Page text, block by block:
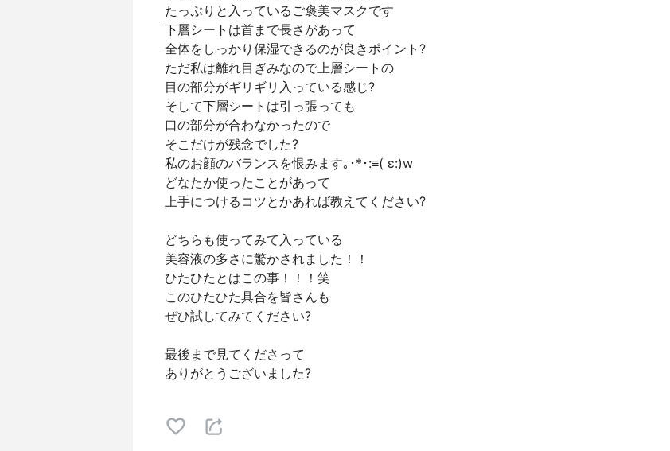
たっぷりと入っているご褒美マスクです
下層シートは首まで長さがあって
全体をしっかり保湿できるのが良きポイント?
ただ私は離れ目ぎみなので上層シートの
目の部分がギリギリ入っている感じ?
そして下層シートは引っ張っても
口の部分が合わなかったので
そこだけが残念でした?
私のお顔のバランスを恨みます｡･*･:≡( ε:)w
どなたか使ったことがあって
上手につけるコツとかあれば教えてください?
どちらも使ってみて入っている
美容液の多さに驚かされました！！
ひたひたとはこの事！！！笑
このひたひた具合を皆さんも
ぜひ試してみてください?
最後まで見てくださって
ありがとうございました?